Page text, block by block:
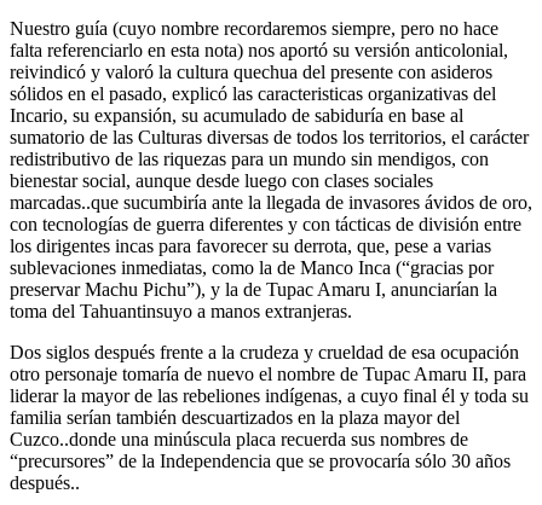
Nuestro guía (cuyo nombre recordaremos siempre, pero no hace
falta referenciarlo en esta nota) nos aportó su versión anticolonial,
reivindicó y valoró la cultura quechua del presente con asideros
sólidos en el pasado, explicó las caracteristicas organizativas del
Incario, su expansión, su acumulado de sabiduría en base al
sumatorio de las Culturas diversas de todos los territorios, el carácter
redistributivo de las riquezas para un mundo sin mendigos, con
bienestar social, aunque desde luego con clases sociales
marcadas..que sucumbiría ante la llegada de invasores ávidos de oro,
con tecnologías de guerra diferentes y con tácticas de división entre
los dirigentes incas para favorecer su derrota, que, pese a varias
sublevaciones inmediatas, como la de Manco Inca (“gracias por
preservar Machu Pichu”), y la de Tupac Amaru I, anunciarían la
toma del Tahuantinsuyo a manos extranjeras.
Dos siglos después frente a la crudeza y crueldad de esa ocupación
otro personaje tomaría de nuevo el nombre de Tupac Amaru II, para
liderar la mayor de las rebeliones indígenas, a cuyo final él y toda su
familia serían también descuartizados en la plaza mayor del
Cuzco..donde una minúscula placa recuerda sus nombres de
“precursores” de la Independencia que se provocaría sólo 30 años
después..